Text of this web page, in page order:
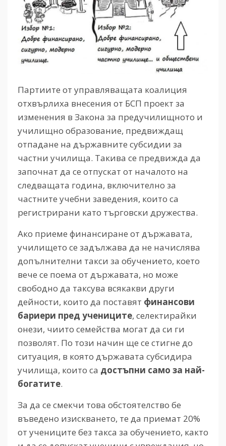
Партиите от управляващата коалиция
отхвърлиха внесения от БСП проект за
изменения в Закона за предучилищното и
училищно образование, предвиждащ
отпадане на държавните субсидии за
частни училища. Такива се предвижда да
започнат да се отпускат от началото на
следващата година, включително за
частните учебни заведения, които са
регистрирани като търговски дружества.
Ако приеме финансиране от държавата,
училището се задължава да не начислява
допълнителни такси за обучението, което
вече се поема от държавата, но може
свободно да таксува всякакви други
дейности, които да поставят финансови
бариери пред учениците, селектирайки
онези, чиито семейства могат да си ги
позволят. По този начин ще се стигне до
ситуация, в която държавата субсидира
училища, които са достъпни само за най-
богатите.
За да се смекчи това обстоятелство бе
въведено изискването, те да приемат 20%
от учениците без такса за обучението, както